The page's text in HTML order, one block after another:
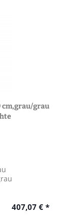
cm,grau/grau
407,07 € *